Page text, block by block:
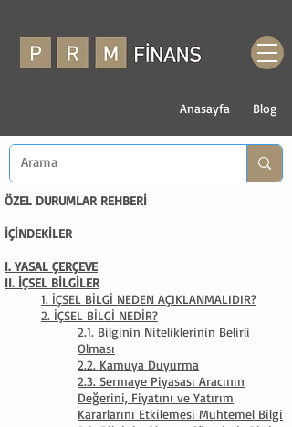
Anasayfa Blog
ÖZEL DURUMLAR REHBERİ
İÇİNDEKİLER
I. YASAL ÇERÇEVE
II. İÇSEL BİLGİLER
1. İÇSEL BİLGİ NEDEN AÇIKLANMALIDIR?
2. İÇSEL BİLGİ NEDİR?
2.1. Bilginin Niteliklerinin Belirli
Olması
2.2. Kamuya Duyurma
2.3. Sermaye Piyasası Aracının
Değerini, Fiyatını ve Yatırım
Kararlarını Etkilemesi Muhtemel Bilgi